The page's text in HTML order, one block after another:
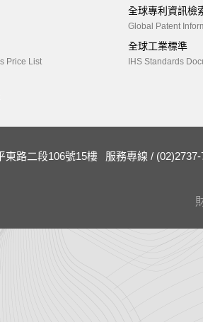
Price List
全球專利資訊檢
Global Patent
全球工業標準
IHS Standards
東路二段106號15樓 服務專線 / (02)2737-